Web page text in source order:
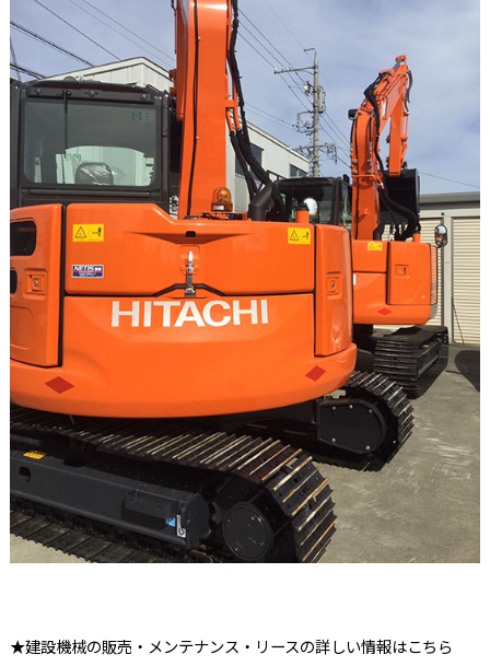
★建設機械の販売・メンテナンス・リースの詳しい情報はこちら